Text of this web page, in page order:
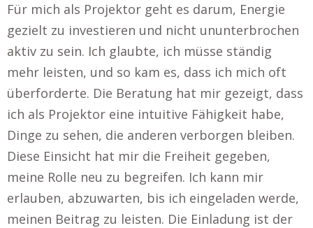
Für mich als Projektor geht es darum, Energie
gezielt zu investieren und nicht ununterbrochen
aktiv zu sein. Ich glaubte, ich müsse ständig
mehr leisten, und so kam es, dass ich mich oft
überforderte. Die Beratung hat mir gezeigt, dass
ich als Projektor eine intuitive Fähigkeit habe,
Dinge zu sehen, die anderen verborgen bleiben.
Diese Einsicht hat mir die Freiheit gegeben,
meine Rolle neu zu begreifen. Ich kann mir
erlauben, abzuwarten, bis ich eingeladen werde,
meinen Beitrag zu leisten. Die Einladung ist der